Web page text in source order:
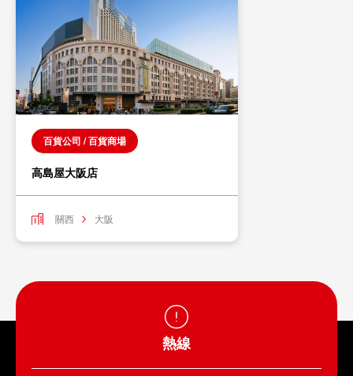
百貨公司 / 百貨商場
高島屋大阪店
關西 大阪
熱線